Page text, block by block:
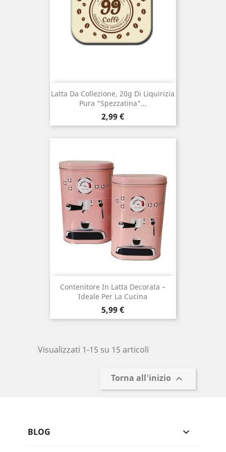
Latta Da Collezione, 20g Di Liquirizia
Pura "Spezzatina"...
Prezzo
2,99 €
Contenitore In Latta Decorata –
Ideale Per La Cucina
Prezzo
5,99 €
Visualizzati 1-15 su 15 articoli
Torna all'inizio 
BLOG 